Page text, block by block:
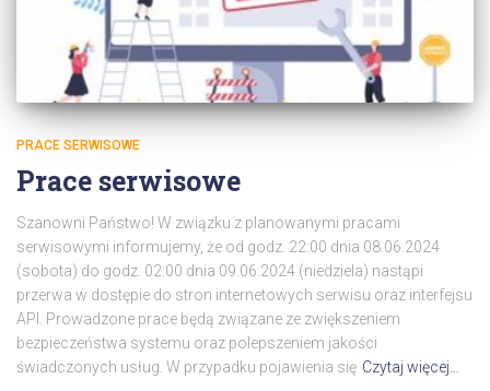
PRACE SERWISOWE
Prace serwisowe
Szanowni Państwo! W związku z planowanymi pracami
serwisowymi informujemy, że od godz. 22:00 dnia 08.06.2024
(sobota) do godz. 02:00 dnia 09.06.2024 (niedziela) nastąpi
przerwa w dostępie do stron internetowych serwisu oraz interfejsu
API. Prowadzone prace będą związane ze zwiększeniem
bezpieczeństwa systemu oraz polepszeniem jakości
świadczonych usług. W przypadku pojawienia się Czytaj więcej…